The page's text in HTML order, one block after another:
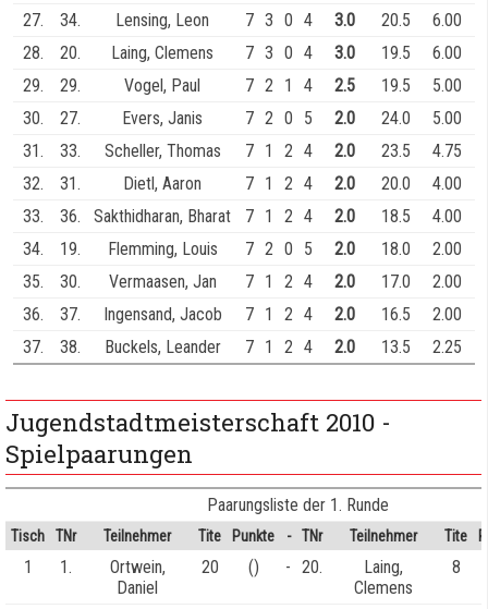
27.
34. Lensing, Leon 7 3 0 4 3.0 20.5
6.00
28.
20. Laing, Clemens 7 3 0 4 3.0 19.5
6.00
29.
29. Vogel, Paul 7 2 1 4 2.5 19.5
5.00
30.
27. Evers, Janis 7 2 0 5 2.0 24.0
5.00
31.
33. Scheller, Thomas 7 1 2 4 2.0 23.5
4.75
32.
31. Dietl, Aaron 7 1 2 4 2.0 20.0
4.00
33.
36. Sakthidharan, Bharat 7 1 2 4 2.0 18.5
4.00
34.
19. Flemming, Louis 7 2 0 5 2.0 18.0
2.00
35.
30. Vermaasen, Jan 7 1 2 4 2.0 17.0
2.00
36.
37. Ingensand, Jacob 7 1 2 4 2.0 16.5
2.00
37.
38. Buckels, Leander 7 1 2 4 2.0 13.5 2.25
Jugendstadtmeisterschaft 2010 -
Spielpaarungen
Paarungsliste der 1. Runde
Tisch TNr Teilnehmer Tite Punkte - TNr Teilnehmer Tite
1 1.
Ortwein,
Daniel
20 () - 20.
Laing,
Clemens
8